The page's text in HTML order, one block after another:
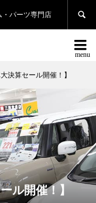
パーツ専門店 

決算セール開催！】
ル開催！】